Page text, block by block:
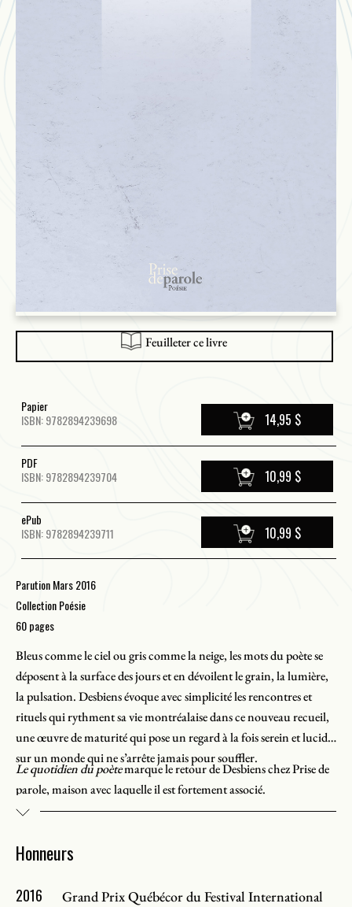
Feuilleter ce livre
Papier
ISBN: 9782894239698
14,95 $
PDF
ISBN: 9782894239704
10,99 $
ePub
ISBN: 9782894239711
10,99 $
Parution Mars 2016
Collection Poésie
60 pages
Bleus comme le ciel ou gris comme la neige, les mots du poète se
déposent à la surface des jours et en dévoilent le grain, la lumière,
la pulsation. Desbiens évoque avec simplicité les rencontres et
rituels qui rythment sa vie montréalaise dans ce nouveau recueil,
une œuvre de maturité qui pose un regard à la fois serein et lucide
sur un monde qui ne s’arrête jamais pour souffler.
Le quotidien du poètemarque le retour de Desbiens chez Prise de
parole, maison avec laquelle il est fortement associé.
Honneurs
2016
Grand Prix Québécor du Festival International